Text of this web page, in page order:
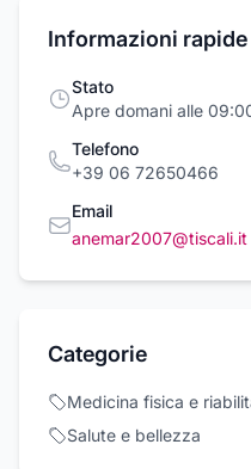
Informazioni rapide
Stato
Apre domani alle
Telefono
+39 06 72650466
Email
anemar2007@tiscali.it
Categorie
Medicina fisica e
Salute e bellezza